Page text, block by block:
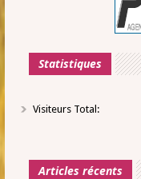
Statistiques
Visiteurs Total:
Articles récents